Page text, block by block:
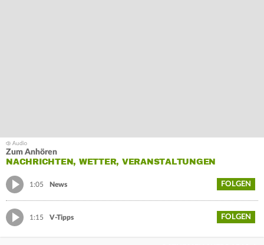
Zum Anhören
NACHRICHTEN, WETTER, VERANSTALTUNGEN
1:05 News FOLGEN
1:15 V-Tipps FOLGEN